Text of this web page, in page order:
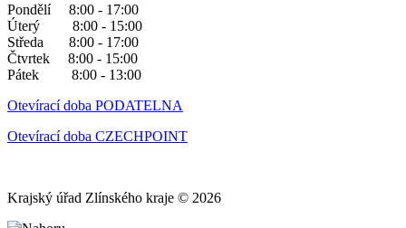
Pondělí 8:00 - 17:00
Úterý 8:00 - 15:00
Středa 8:00 - 17:00
Čtvrtek 8:00 - 15:00
Pátek 8:00 - 13:00
Otevírací doba PODATELNA
Otevírací doba CZECHPOINT
Krajský úřad Zlínského kraje © 2026